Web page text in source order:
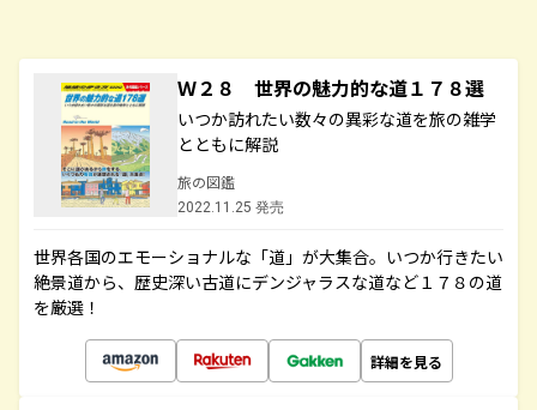
Ｗ２８ 世界の魅力的な道１７８選
いつか訪れたい数々の異彩な道を旅の雑学
とともに解説
旅の図鑑
2022.11.25 発売
世界各国のエモーショナルな「道」が大集合。いつか行きたい
絶景道から、歴史深い古道にデンジャラスな道など１７８の道
を厳選！
詳細を見る